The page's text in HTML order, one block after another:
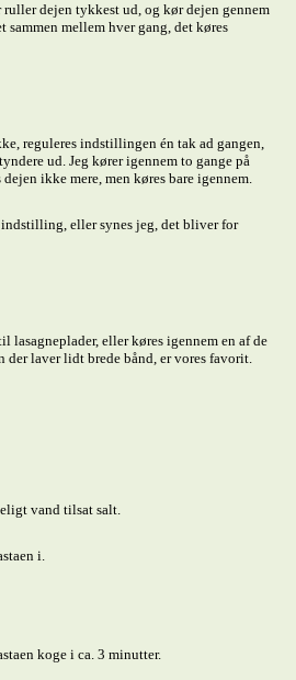
dejen tykkest ud, og kør dejen gennem
mellem hver gang, det køres
reguleres indstillingen én tak ad gangen,
ud. Jeg kører igennem to gange på
ikke mere, men køres bare igennem.
indstilling, eller synes jeg, det bliver for
lasagneplader, eller køres igennem en af de
der laver lidt brede bånd, er vores favorit.
vand tilsat salt.
i.
koge i ca. 3 minutter.